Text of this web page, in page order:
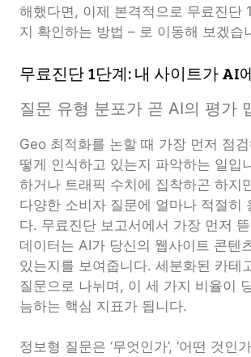
해했다면, 이제 본격적으로 무료진단
지 확인하는 방법 – 로 이동해 보겠습
무료진단 1단계: 내 사이트가 AI
질문 유형 분포가 곧 AI의 평가
Geo 최적화를 논할 때 가장 먼저 점
떻게 인식하고 있는지 파악하는 일입
하거나 트래픽 수치에 집착하곤 하
다양한 소비자 질문에 얼마나 적절히
다. 무료진단 보고서에서 가장 먼저
데이터는 AI가 당신의 웹사이트 콘텐
있는지를 보여줍니다. 세분화된 카테
질문으로 나뉘며, 이 세 가지 비율이
늠하는 핵심 지표가 됩니다.
정보형 질문은 ‘무엇인가’, ‘어떤 것